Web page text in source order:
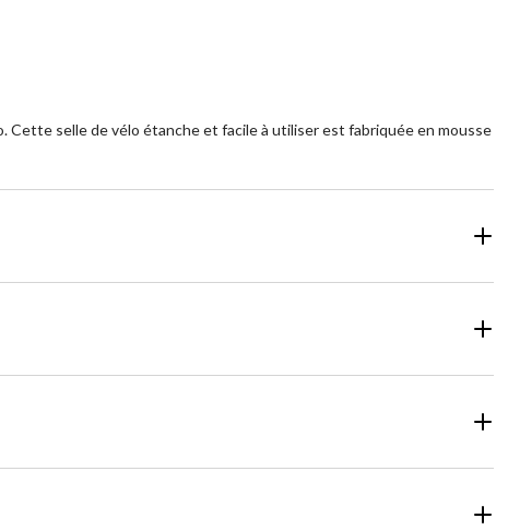
Cette selle de vélo étanche et facile à utiliser est fabriquée en mousse